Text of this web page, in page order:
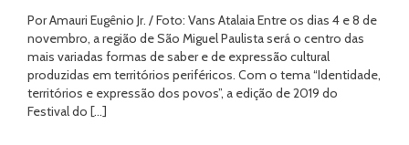
Por Amauri Eugênio Jr. / Foto: Vans Atalaia Entre os dias 4 e 8 de
novembro, a região de São Miguel Paulista será o centro das
mais variadas formas de saber e de expressão cultural
produzidas em territórios periféricos. Com o tema “Identidade,
territórios e expressão dos povos”, a edição de 2019 do
Festival do […]